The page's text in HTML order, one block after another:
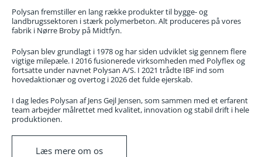
Polysan fremstiller en lang række produkter til bygge- og
landbrugssektoren i stærk polymerbeton. Alt produceres på vores
fabrik i Nørre Broby på Midtfyn.
Polysan blev grundlagt i 1978 og har siden udviklet sig gennem flere
vigtige milepæle. I 2016 fusionerede virksomheden med Polyflex og
fortsatte under navnet Polysan A/S. I 2021 trådte IBF ind som
hovedaktionær og overtog i 2026 det fulde ejerskab.
I dag ledes Polysan af Jens Gejl Jensen, som sammen med et erfarent
team arbejder målrettet med kvalitet, innovation og stabil drift i hele
produktionen.
Læs mere om os